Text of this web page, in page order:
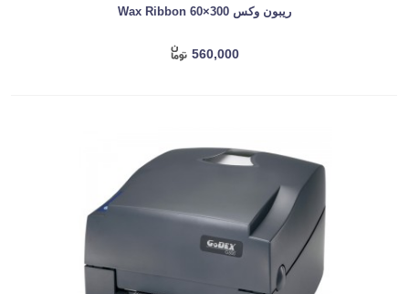
ریبون وکس Wax Ribbon 60×300
560,000